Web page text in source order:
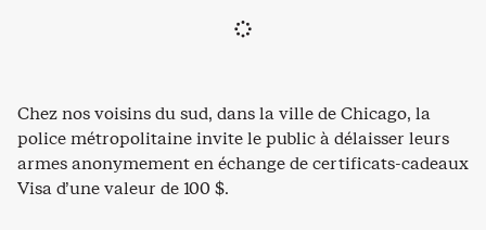
Chez nos voisins du sud, dans la ville de Chicago, la
police métropolitaine invite le public à délaisser leurs
armes anonymement en échange de certificats-cadeaux
Visa d’une valeur de 100 $.